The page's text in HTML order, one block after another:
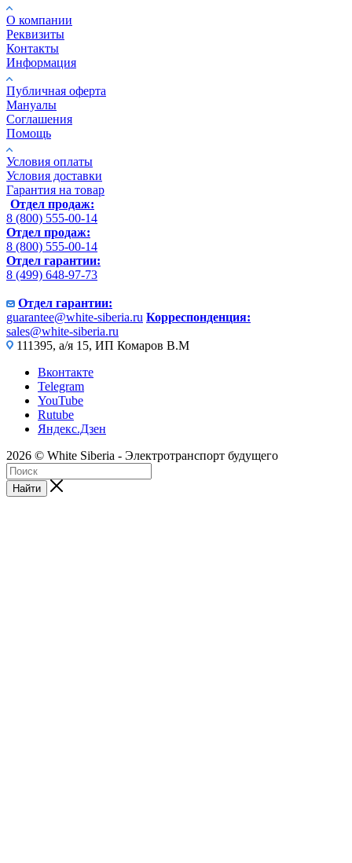
О компании
Реквизиты
Контакты
Информация
Публичная оферта
Мануалы
Соглашения
Помощь
Условия оплаты
Условия доставки
Гарантия на товар
Отдел продаж:
8 (800) 555-00-14
Отдел продаж:
8 (800) 555-00-14
Отдел гарантии:
8 (499) 648-97-73
Отдел гарантии:
guarantee@white-siberia.ru Корреспонденция:
sales@white-siberia.ru
111395, а/я 15, ИП Комаров В.М
Вконтакте
Telegram
YouTube
Rutube
Яндекс.Дзен
2026 © White Siberia - Электротранспорт будущего
Найти